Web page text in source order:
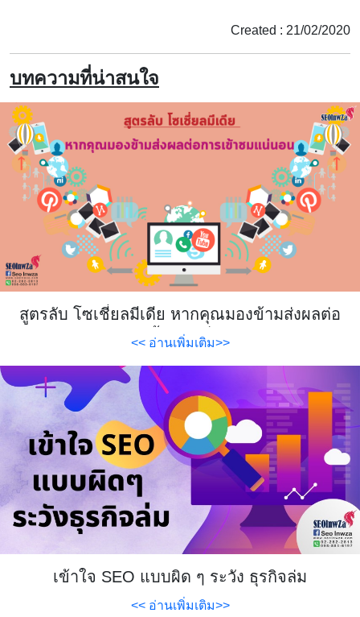
Created : 21/02/2020
บทความที่น่าสนใจ
สูตรลับ โซเชี่ยลมีเดีย หากคุณมองข้ามส่งผลต่อ
การเข้าชมแน่นอน
<< อ่านเพิ่มเติม>>
เข้าใจ SEO แบบผิด ๆ ระวัง ธุรกิจล่ม
<< อ่านเพิ่มเติม>>